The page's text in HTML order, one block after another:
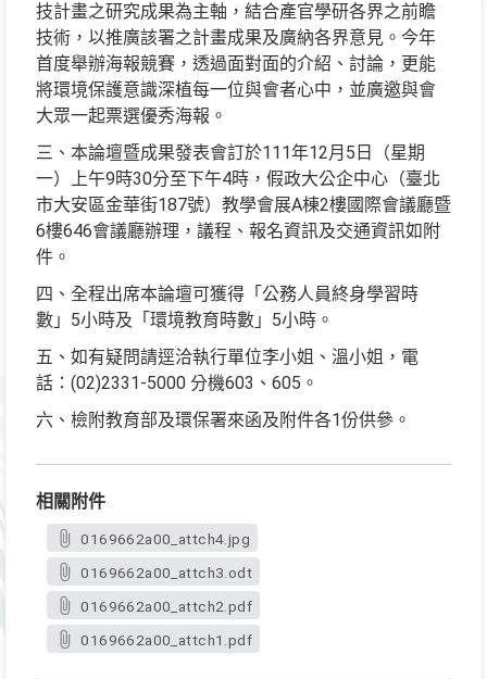
技計畫之研究成果為主軸，結合產官學研各界之前瞻
技術，以推廣該署之計畫成果及廣納各界意見。今年
首度舉辦海報競賽，透過面對面的介紹、討論，更能
將環境保護意識深植每一位與會者心中，並廣邀與會
大眾一起票選優秀海報。
三、本論壇暨成果發表會訂於111年12月5日（星期
一）上午9時30分至下午4時，假政大公企中心（臺北
市大安區金華街187號）教學會展A棟2樓國際會議廳暨
6樓646會議廳辦理，議程、報名資訊及交通資訊如附
件。
四、全程出席本論壇可獲得「公務人員終身學習時
數」5小時及「環境教育時數」5小時。
五、如有疑問請逕洽執行單位李小姐、溫小姐，電
話：(02)2331-5000 分機603、605。
六、檢附教育部及環保署來函及附件各1份供參。
相關附件
0169662a00_attch4.jpg
0169662a00_attch3.odt
0169662a00_attch2.pdf
0169662a00_attch1.pdf